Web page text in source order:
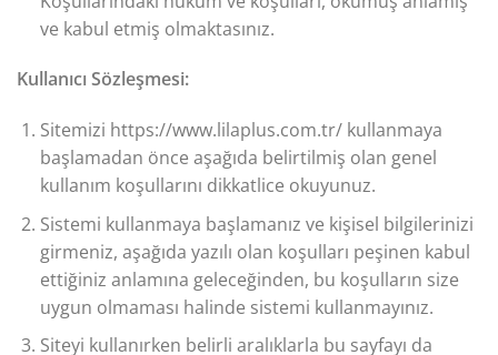
ve kabul etmiş olmaktasınız.
Kullanıcı Sözleşmesi:
Sitemizi https://www.lilaplus.com.tr/ kullanmaya
başlamadan önce aşağıda belirtilmiş olan genel
kullanım koşullarını dikkatlice okuyunuz.
Sistemi kullanmaya başlamanız ve kişisel bilgilerinizi
girmeniz, aşağıda yazılı olan koşulları peşinen kabul
ettiğiniz anlamına geleceğinden, bu koşulların size
uygun olmaması halinde sistemi kullanmayınız.
Siteyi kullanırken belirli aralıklarla bu sayfayı da